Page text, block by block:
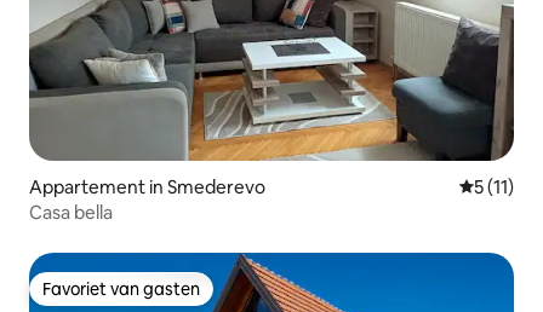
Appartement in Smederevo
5 (11)
Casa bella
Favoriet van gasten
Favoriet van gasten